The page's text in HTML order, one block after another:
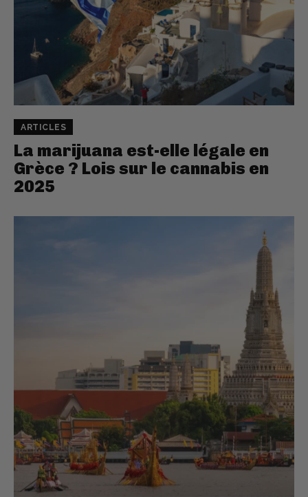
ARTICLES
La marijuana est-elle légale en
Grèce ? Lois sur le cannabis en
2025